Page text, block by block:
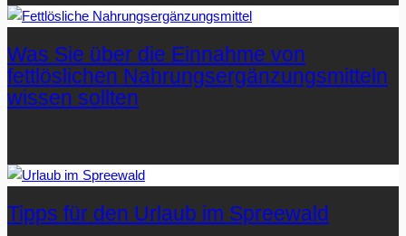
Was Sie über die Einnahme von
fettlöslichen Nahrungsergänzungsmitteln
wissen sollten
Tipps für den Urlaub im Spreewald